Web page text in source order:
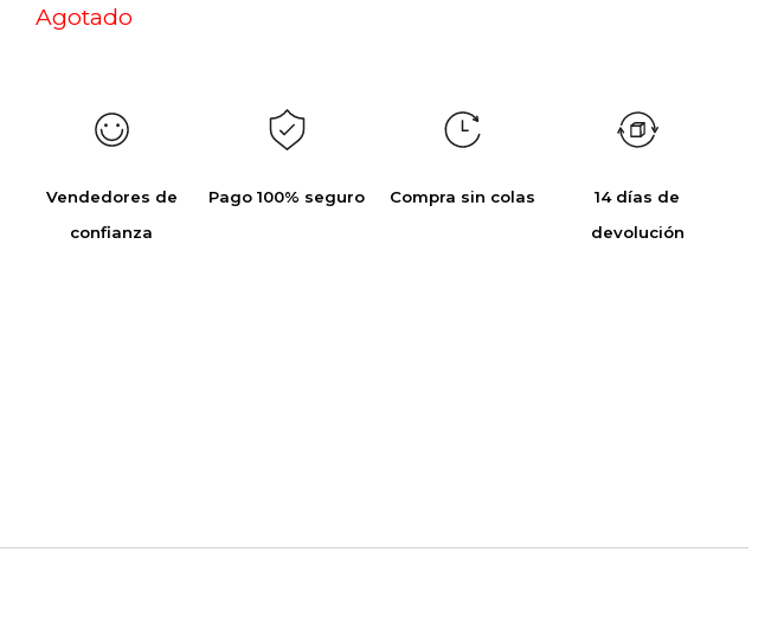
Agotado
Vendedores de
confianza
Pago 100% seguro Compra sin colas
14 días de
devolución